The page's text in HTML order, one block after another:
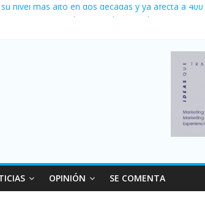
nivel más alto en dos décadas y ya afecta a
con más movimiento y consumo turístico: 4,6
de autos usados en julio: bajó un 12,6%
OPINIÓN SE COMENTA